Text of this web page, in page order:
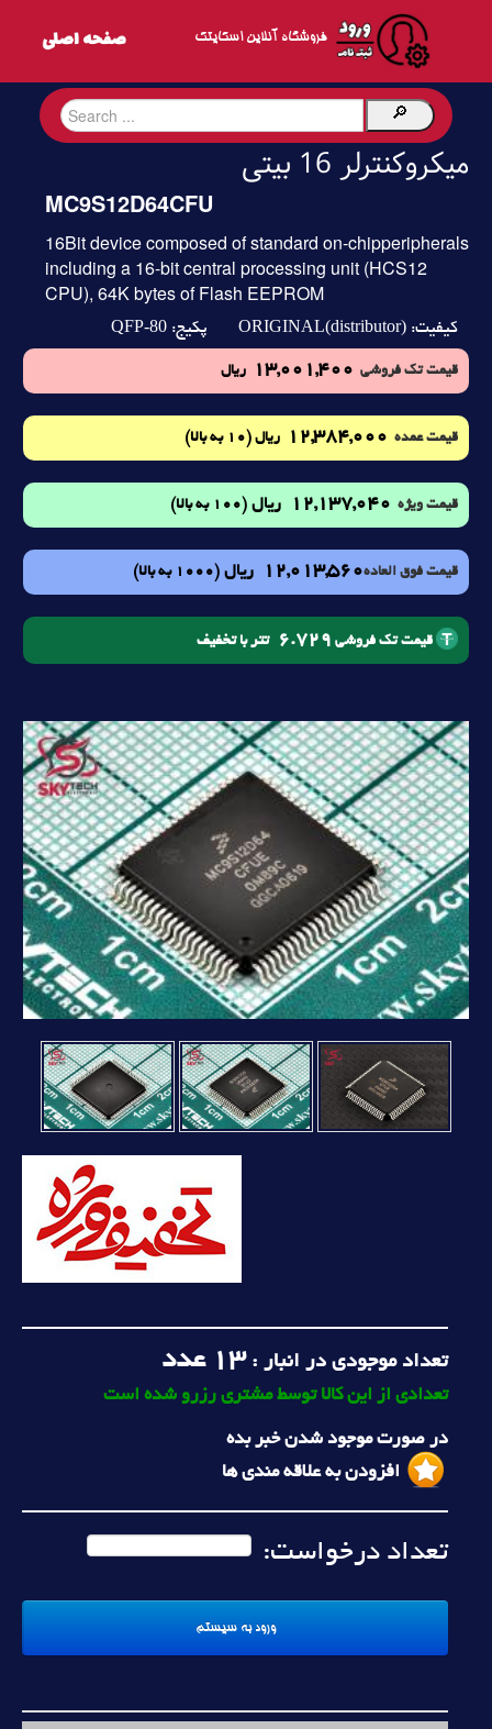
فروشگاه آنلاین اسکایتک
میکروکنترلر 16 بیتی
MC9S12D64CFU
16Bit device composed of standard on-chipperipherals
including a 16-bit central processing unit (HCS12
CPU), 64K bytes of Flash EEPROM
کیفیت: ORIGINAL(distributor) پکیج: QFP-80
قیمت تک فروشی 13,001,400 ریال
قیمت عمده 12,384,000 ریال (10 به بالا)
قیمت ویژه 12,137,040 ریال (100 به بالا)
قیمت فوق العاده12,013,560 ریال (1000 به بالا)
قیمت تک فروشی 6.729 تتر با تخفیف
تعداد موجودی در انبار :13 عدد
تعدادی از این کالا توسط مشتری رزرو شده است
در صورت موجود شدن خبر بده
افزودن به علاقه مندی ها
تعداد درخواست: